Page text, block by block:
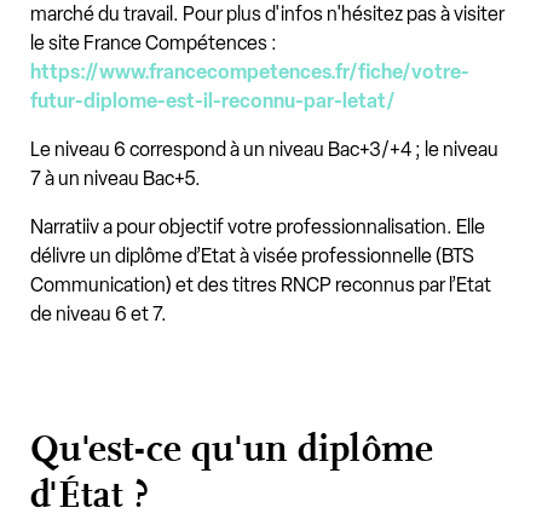
marché du travail. Pour plus d'infos n'hésitez pas à visiter
le site France Compétences :
https://www.francecompetences.fr/fiche/votre-
futur-diplome-est-il-reconnu-par-letat/
Le niveau 6 correspond à un niveau Bac+3/+4 ; le niveau
7 à un niveau Bac+5.
Narratiiv a pour objectif votre professionnalisation. Elle
délivre un diplôme d’Etat à visée professionnelle (BTS
Communication) et des titres RNCP reconnus par l’Etat
de niveau 6 et 7.
Qu'est-ce qu'un diplôme
d'État ?